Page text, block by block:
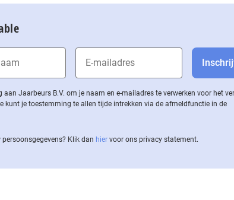
Jaarbeurs B.V. om je naam en e-mailadres te verwerken voor het
kunt je toestemming te allen tijde intrekken via de af­meld­func­tie in de
Klik dan hier voor ons privacy statement.